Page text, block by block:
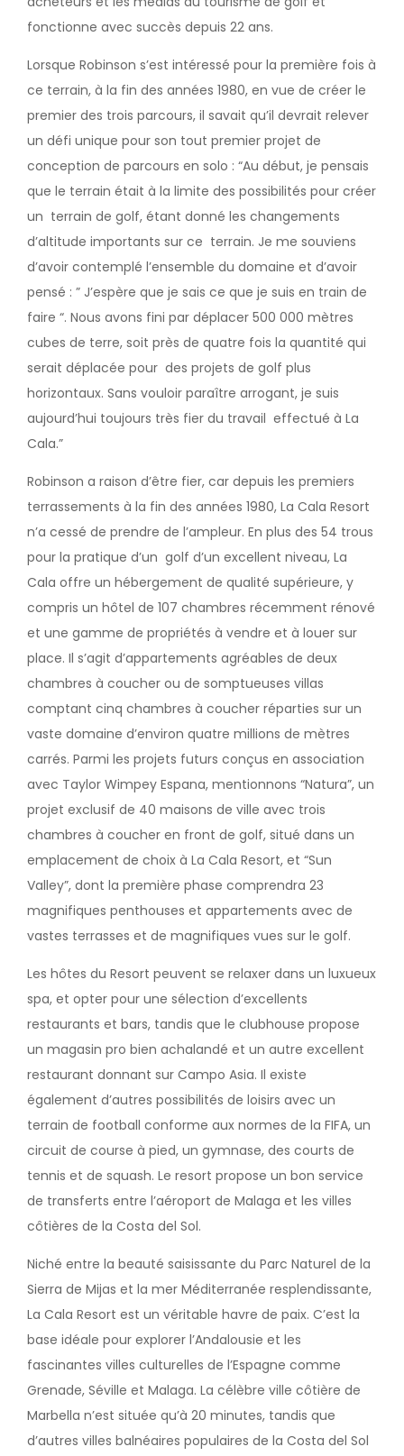
fonctionne avec succès depuis 22 ans.
Lorsque Robinson s’est intéressé pour la première fois à
ce terrain, à la fin des années 1980, en vue de créer le
premier des trois parcours, il savait qu’il devrait relever
un défi unique pour son tout premier projet de
conception de parcours en solo : “Au début, je pensais
que le terrain était à la limite des possibilités pour créer
un terrain de golf, étant donné les changements
d’altitude importants sur ce terrain. Je me souviens
d’avoir contemplé l’ensemble du domaine et d’avoir
pensé : ” J’espère que je sais ce que je suis en train de
faire “. Nous avons fini par déplacer 500 000 mètres
cubes de terre, soit près de quatre fois la quantité qui
serait déplacée pour des projets de golf plus
horizontaux. Sans vouloir paraître arrogant, je suis
aujourd’hui toujours très fier du travail effectué à La
Cala.”
Robinson a raison d’être fier, car depuis les premiers
terrassements à la fin des années 1980, La Cala Resort
n’a cessé de prendre de l’ampleur. En plus des 54 trous
pour la pratique d’un golf d’un excellent niveau, La
Cala offre un hébergement de qualité supérieure, y
compris un hôtel de 107 chambres récemment rénové
et une gamme de propriétés à vendre et à louer sur
place. Il s’agit d’appartements agréables de deux
chambres à coucher ou de somptueuses villas
comptant cinq chambres à coucher réparties sur un
vaste domaine d’environ quatre millions de mètres
carrés. Parmi les projets futurs conçus en association
avec Taylor Wimpey Espana, mentionnons “Natura”, un
projet exclusif de 40 maisons de ville avec trois
chambres à coucher en front de golf, situé dans un
emplacement de choix à La Cala Resort, et “Sun
Valley”, dont la première phase comprendra 23
magnifiques penthouses et appartements avec de
vastes terrasses et de magnifiques vues sur le golf.
Les hôtes du Resort peuvent se relaxer dans un luxueux
spa, et opter pour une sélection d’excellents
restaurants et bars, tandis que le clubhouse propose
un magasin pro bien achalandé et un autre excellent
restaurant donnant sur Campo Asia. Il existe
également d’autres possibilités de loisirs avec un
terrain de football conforme aux normes de la FIFA, un
circuit de course à pied, un gymnase, des courts de
tennis et de squash. Le resort propose un bon service
de transferts entre l’aéroport de Malaga et les villes
côtières de la Costa del Sol.
Niché entre la beauté saisissante du Parc Naturel de la
Sierra de Mijas et la mer Méditerranée resplendissante,
La Cala Resort est un véritable havre de paix. C’est la
base idéale pour explorer l’Andalousie et les
fascinantes villes culturelles de l’Espagne comme
Grenade, Séville et Malaga. La célèbre ville côtière de
Marbella n’est située qu’à 20 minutes, tandis que
d’autres villes balnéaires populaires de la Costa del Sol